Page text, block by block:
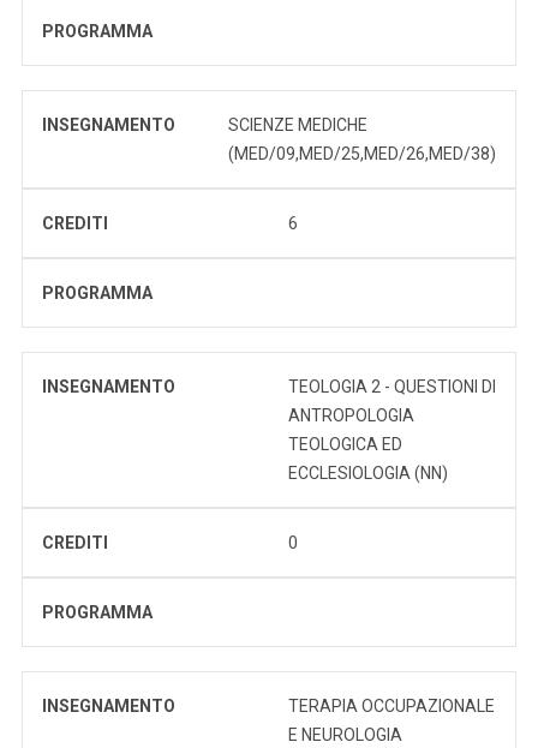
PROGRAMMA
INSEGNAMENTO
SCIENZE MEDICHE
(MED/09,MED/25,MED/26,MED/38)
CREDITI 6
PROGRAMMA
INSEGNAMENTO
TEOLOGIA 2 - QUESTIONI DI
ANTROPOLOGIA
TEOLOGICA ED
ECCLESIOLOGIA (NN)
CREDITI 0
PROGRAMMA
INSEGNAMENTO
TERAPIA OCCUPAZIONALE
E NEUROLOGIA